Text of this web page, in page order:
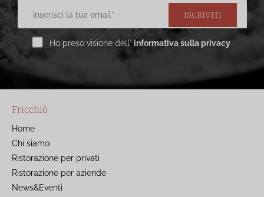
ISCRIVITI
Ho preso visione dell' informativa sulla privacy
Fricchiò
Home
Chi siamo
Ristorazione per privati
Ristorazione per aziende
News&Eventi